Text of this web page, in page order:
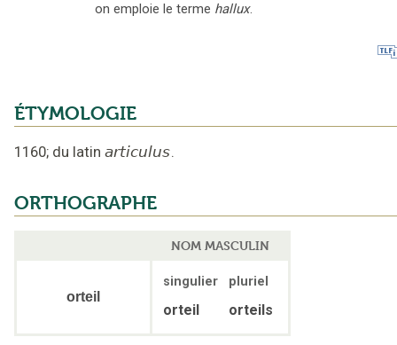
on emploie le terme hallux.
ÉTYMOLOGIE
1160; du latin articulus.
ORTHOGRAPHE
NOM MASCULIN
orteil
singulier pluriel
orteil orteils